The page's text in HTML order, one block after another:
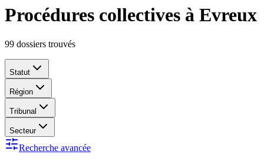
Procédures collectives à Evreux
99 dossiers trouvés
Statut
Région
Tribunal
Secteur
Recherche avancée